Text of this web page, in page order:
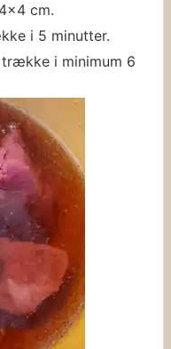
cm.
i 5 minutter.
i minimum 6